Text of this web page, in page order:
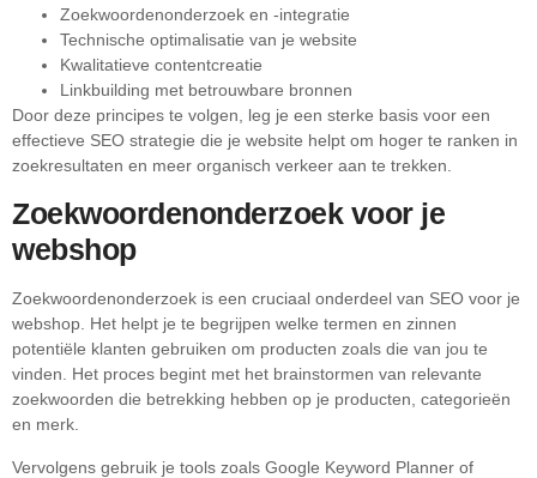
Zoekwoordenonderzoek en -integratie
Technische optimalisatie van je website
Kwalitatieve contentcreatie
Linkbuilding met betrouwbare bronnen
Door deze principes te volgen, leg je een sterke basis voor een
effectieve SEO strategie die je website helpt om hoger te ranken in
zoekresultaten en meer organisch verkeer aan te trekken.
Zoekwoordenonderzoek voor je
webshop
Zoekwoordenonderzoek is een cruciaal onderdeel van SEO voor je
webshop. Het helpt je te begrijpen welke termen en zinnen
potentiële klanten gebruiken om producten zoals die van jou te
vinden. Het proces begint met het brainstormen van relevante
zoekwoorden die betrekking hebben op je producten, categorieën
en merk.
Vervolgens gebruik je tools zoals Google Keyword Planner of